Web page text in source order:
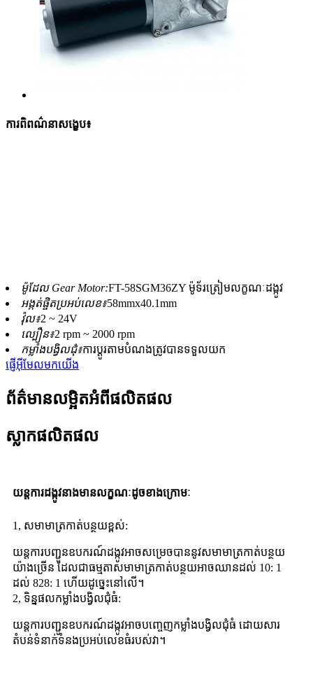
ការពិពណ៌នាសង្ខេប៖
ម៉ូដែល Gear Motor:FT-58SGM36ZY ម៉ូទ័រត្រៀមលក្ខណៈដង្កូវ
អង្កត់ផ្ចិតប្រអប់លេខ៖58mmx40.1mm
វ៉ុល៖2 ~ 24V
ល្បឿន៖2 rpm ~ 2000 rpm
កម្លាំងបង្វិលជុំ៖ការប្ដូរតាមបំណងត្រូវបានទទួលយក
ផ្ញើអ៊ីមែលមកយើង
ព័ត៌មានលម្អិតអំពីផលិតផល
ស្លាកផលិតផល
យន្តការដង្កូវនាងមានលក្ខណៈដូចខាងក្រោមៈ
1, សមាមាត្រកាត់បន្ថយខ្ពស់:
យន្តការបញ្ជូនឧបករណ៍ដង្កូវអាចសម្រេចបាននូវសមាមាត្រកាត់បន្ថយ
យ៉ាងច្រើន ដែលជាធម្មតាសមាមាត្រកាត់បន្ថយអាចឈានដល់ 10: 1
ដល់ 828: 1 ហើយដូច្នេះនៅលើ។
2, ទិន្នផលកម្លាំងបង្វិលជុំធំ:
យន្តការបញ្ជូនឧបករណ៍ដង្កូវអាចបញ្ចេញកម្លាំងបង្វិលជុំធំ ដោយសារ
តំបន់ទំនាក់ទំនងប្រអប់លេខធំរបស់វា។